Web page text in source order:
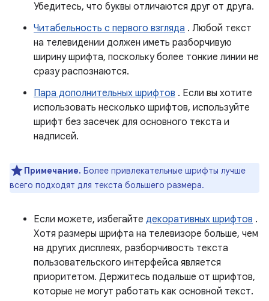
Убедитесь, что буквы отличаются друг от друга.
Читабельность с первого взгляда . Любой текст
на телевидении должен иметь разборчивую
ширину шрифта, поскольку более тонкие линии не
сразу распознаются.
Пара дополнительных шрифтов . Если вы хотите
использовать несколько шрифтов, используйте
шрифт без засечек для основного текста и
надписей.
Примечание. Более привлекательные шрифты лучше
всего подходят для текста большего размера.
Если можете, избегайте декоративных шрифтов .
Хотя размеры шрифта на телевизоре больше, чем
на других дисплеях, разборчивость текста
пользовательского интерфейса является
приоритетом. Держитесь подальше от шрифтов,
которые не могут работать как основной текст.